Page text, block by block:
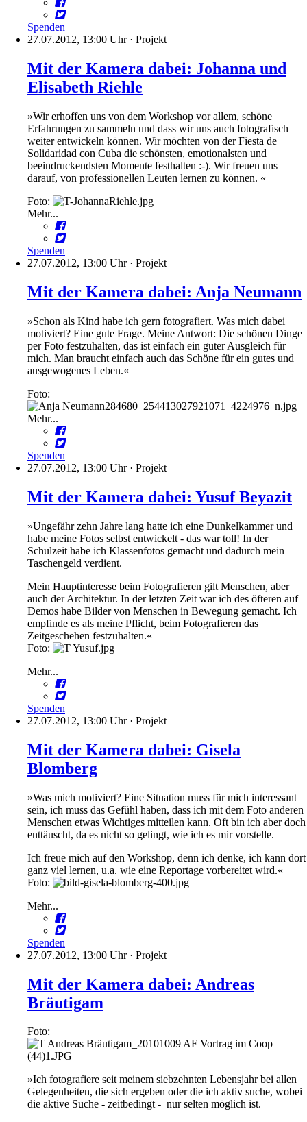
Spenden
27.07.2012, 13:00 Uhr· Projekt
Mit der Kamera dabei: Johanna und
Elisabeth Riehle
»Wir erhoffen uns von dem Workshop vor allem, schöne
Erfahrungen zu sammeln und dass wir uns auch fotografisch
weiter entwickeln können. Wir möchten von der Fiesta de
Solidaridad con Cuba die schönsten, emotionalsten und
beeindruckendsten Momente festhalten :-). Wir freuen uns
darauf, von professionellen Leuten lernen zu können. «
Foto:
Mehr...
Spenden
27.07.2012, 13:00 Uhr· Projekt
Mit der Kamera dabei: Anja Neumann
»Schon als Kind habe ich gern fotografiert. Was mich dabei
motiviert? Eine gute Frage. Meine Antwort: Die schönen Dinge
per Foto festzuhalten, das ist einfach ein guter Ausgleich für
mich. Man braucht einfach auch das Schöne für ein gutes und
ausgewogenes Leben.«
Foto:
Mehr...
Spenden
27.07.2012, 13:00 Uhr· Projekt
Mit der Kamera dabei: Yusuf Beyazit
»Ungefähr zehn Jahre lang hatte ich eine Dunkelkammer und
habe meine Fotos selbst entwickelt - das war toll! In der
Schulzeit habe ich Klassenfotos gemacht und dadurch mein
Taschengeld verdient.
Mein Hauptinteresse beim Fotografieren gilt Menschen, aber
auch der Architektur. In der letzten Zeit war ich des öfteren auf
Demos habe Bilder von Menschen in Bewegung gemacht. Ich
empfinde es als meine Pflicht, beim Fotografieren das
Zeitgeschehen festzuhalten.«
Foto:
Mehr...
Spenden
27.07.2012, 13:00 Uhr· Projekt
Mit der Kamera dabei: Gisela
Blomberg
»Was mich motiviert? Eine Situation muss für mich interessant
sein, ich muss das Gefühl haben, dass ich mit dem Foto anderen
Menschen etwas Wichtiges mitteilen kann. Oft bin ich aber doch
enttäuscht, da es nicht so gelingt, wie ich es mir vorstelle.
Ich freue mich auf den Workshop, denn ich denke, ich kann dort
ganz viel lernen, u.a. wie eine Reportage vorbereitet wird.«
Foto:
Mehr...
Spenden
27.07.2012, 13:00 Uhr· Projekt
Mit der Kamera dabei: Andreas
Bräutigam
Foto:
»Ich fotografiere seit meinem siebzehnten Lebensjahr bei allen
Gelegenheiten, die sich ergeben oder die ich aktiv suche, wobei
die aktive Suche - zeitbedingt - nur selten möglich ist.